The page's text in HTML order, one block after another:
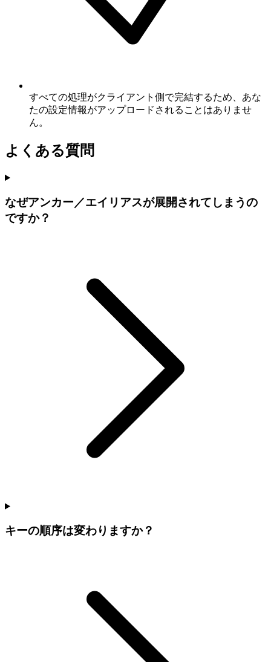
すべての処理がクライアント側で完結するため、あな
たの設定情報がアップロードされることはありませ
ん。
よくある質問
なぜアンカー／エイリアスが展開されてしまうの
ですか？
キーの順序は変わりますか？